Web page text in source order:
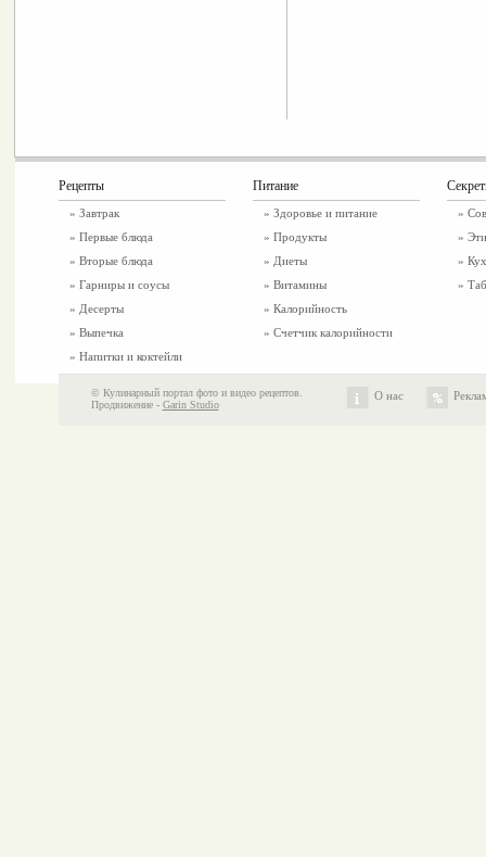
Рецепты
» Завтрак
» Первые блюда
» Вторые блюда
» Гарниры и соусы
» Десерты
» Выпечка
» Напитки и коктейли
Питание
» Здоровье и питание
» Продукты
» Диеты
» Витамины
» Калорийность
» Счетчик калорийности
»
»
»
»
© Кулинарный портал фото и видео рецептов.
Продвижение - Garin Studio
О нас